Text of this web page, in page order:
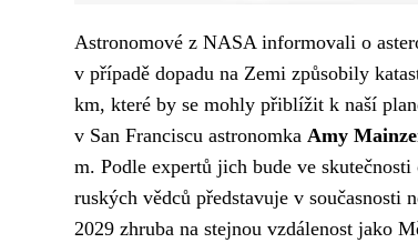
Astronomové z NASA informovali o
v případě dopadu na Zemi způsobily
km, které by se mohly přiblížit k naší
v San Franciscu astronomka Amy
m. Podle expertů jich bude ve
ruských vědců představuje v
2029 zhruba na stejnou vzdálenost jako